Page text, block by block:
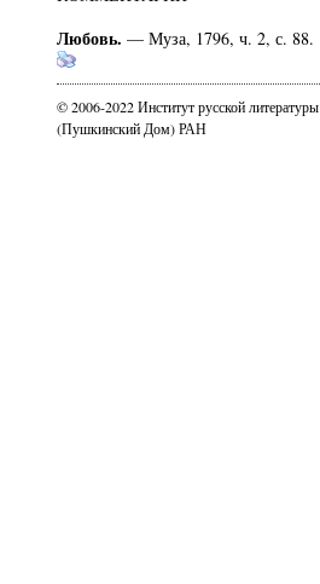
Любовь. — Муза, 1796, ч. 2, с. 88.
© 2006-2022 Институт русской литературы
(Пушкинский Дом) РАН